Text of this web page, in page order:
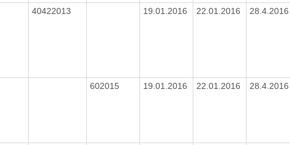
40422013 19.01.2016 22.01.2016
602015 19.01.2016 22.01.2016